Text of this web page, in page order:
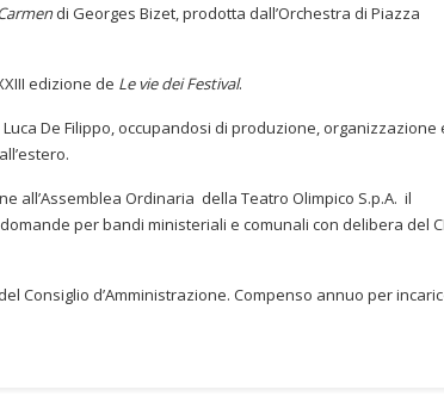
di Georges Bizet, prodotta dall’Orchestra di Piazza
edizione de Le vie dei Festival.
De Filippo, occupandosi di produzione, organizzazione
all’Assemblea Ordinaria della Teatro Olimpico S.p.A. il
per bandi ministeriali e comunali con delibera del
Consiglio d’Amministrazione. Compenso annuo per